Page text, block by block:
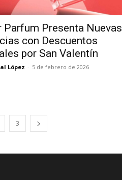
Parfum Presenta Nuevas
con Descuentos
por San Valentín
López - 5 de febrero de 2026
3